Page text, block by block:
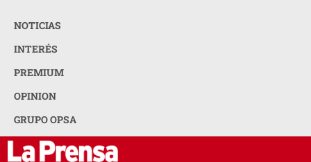
NOTICIAS
INTERÉS
PREMIUM
OPINION
GRUPO OPSA